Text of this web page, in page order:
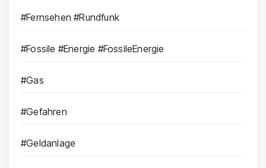
#Fernsehen #Rundfunk
#Fossile #Energie #FossileEnergie
#Gas
#Gefahren
#Geldanlage